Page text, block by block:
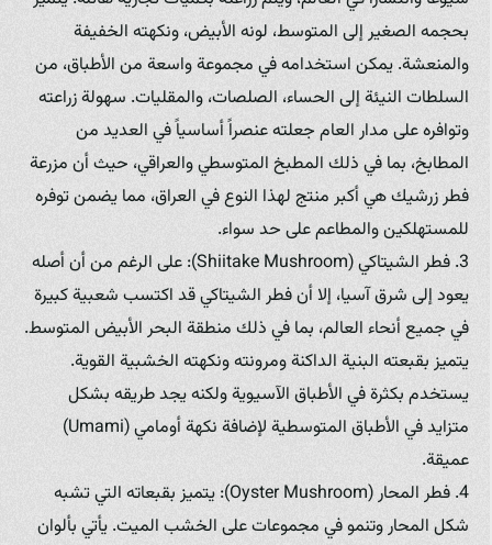
بحجمه الصغير إلى المتوسط، لونه الأبيض، ونكهته الخفيفة
والمنعشة. يمكن استخدامه في مجموعة واسعة من الأطباق، من
السلطات النيئة إلى الحساء، الصلصات، والمقليات. سهولة زراعته
وتوافره على مدار العام جعلته عنصراً أساسياً في العديد من
المطابخ، بما في ذلك المطبخ المتوسطي والعراقي، حيث أن مزرعة
فطر زرشيك هي أكبر منتج لهذا النوع في العراق، مما يضمن توفره
للمستهلكين والمطاعم على حد سواء.
3. فطر الشيتاكي (Shiitake Mushroom): على الرغم من أن أصله
يعود إلى شرق آسيا، إلا أن فطر الشيتاكي قد اكتسب شعبية كبيرة
في جميع أنحاء العالم، بما في ذلك منطقة البحر الأبيض المتوسط.
يتميز بقبعته البنية الداكنة ومرونته ونكهته الخشبية القوية.
يستخدم بكثرة في الأطباق الآسيوية ولكنه يجد طريقه بشكل
متزايد في الأطباق المتوسطية لإضافة نكهة أومامي (Umami)
عميقة.
4. فطر المحار (Oyster Mushroom): يتميز بقبعاته التي تشبه
شكل المحار وتنمو في مجموعات على الخشب الميت. يأتي بألوان